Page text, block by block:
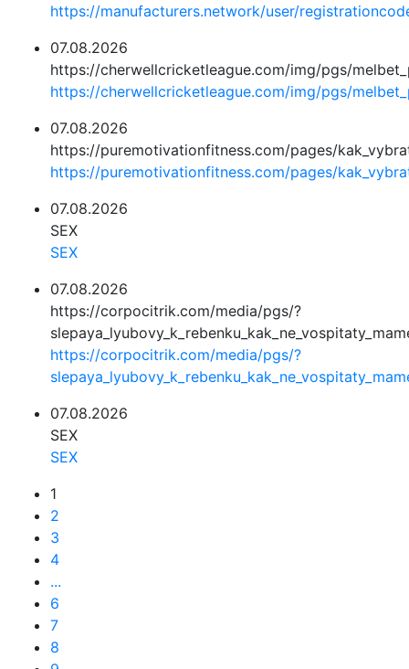
https://manufacturers.network/user/
07.08.2026
https://cherwellcricketleague.com/img/pgs/
https://cherwellcricketleague.com/img/pgs/
07.08.2026
https://puremotivationfitness.com/pages/
https://puremotivationfitness.com/pages/
07.08.2026
SEX
SEX
07.08.2026
https://corpocitrik.com/media/pgs/?
https://corpocitrik.com/media/pgs/?
07.08.2026
SEX
SEX
1
2
3
4
...
6
7
8